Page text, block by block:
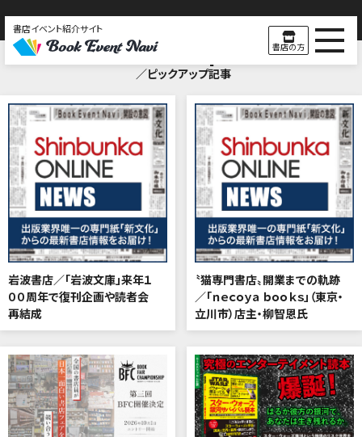
書店イベント紹介サイト
書店の方
Pick Up
／ピックアップ記事
岩波書店／「岩波文庫」来年１
００周年で復刊企画や読者会
再結成
〝猫専門書店〟開業までの軌跡
／「ｎｅｃｏｙａ ｂｏｏｋｓ」（東京・
立川市）店主・柳智恩氏